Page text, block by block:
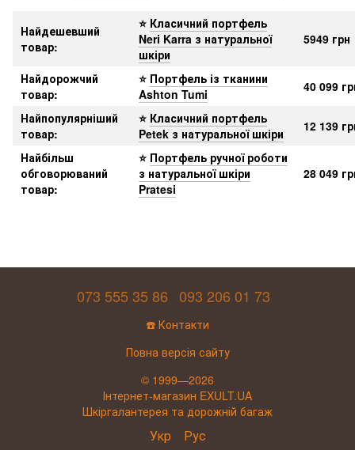
Найдешевший
товар:
⭐ Класичний портфель
Neri Karra з натуральної
шкіри
5949 грн
Найдорожчий
товар:
⭐ Портфель із тканини
Ashton Tumi
40 099
Найпопулярніший
товар:
⭐ Класичний портфель
Petek з натуральної шкіри
12 139
Найбільш
обговорюваний
товар:
⭐ Портфель ручної роботи
з натуральної шкіри
Pratesi
28 049
073 555 35 86 093 206 01 73
☎️ Контакти
Повна версія сайту
© 1999—2026
Інтернет-магазин EXULT.UA
Шкіргалантерея та дорожній багаж
Укр Рус